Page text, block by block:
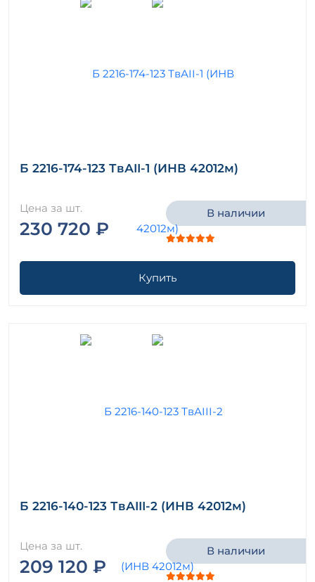
Б 2216-174-123 ТвАII-1 (ИНВ 42012м)
Цена за шт.
230 720 ₽
В наличии
Купить
Б 2216-140-123 ТвАIII-2 (ИНВ 42012м)
Цена за шт.
209 120 ₽
В наличии